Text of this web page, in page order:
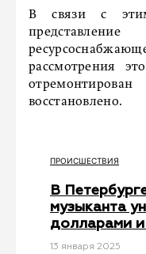
В связи с этим
рассмотрения
восстановлено.
ПРОИСШЕСТВИЯ
В
музыканта
долларами и
13 января 2025